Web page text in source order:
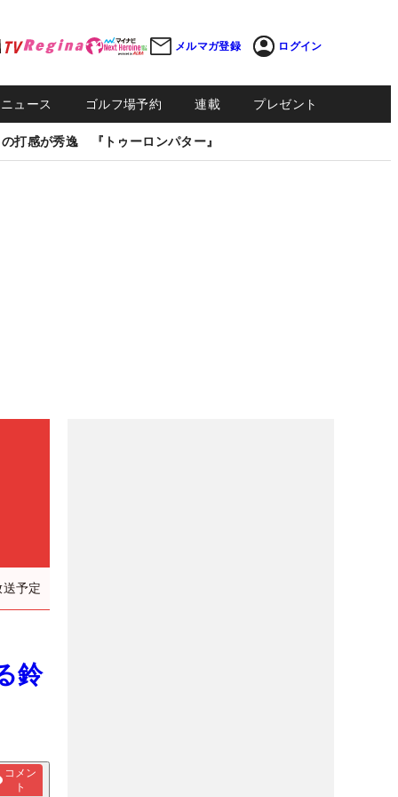
メルマガ登録 ログイン
ュース ゴルフ場予約 連載 プレゼント
打感が秀逸 『トゥーロンパター』
予定
鈴
コメン
ト